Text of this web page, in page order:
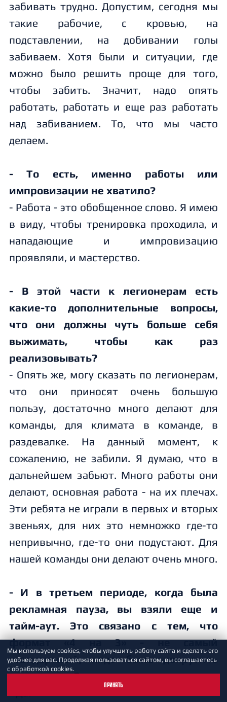
забивать трудно. Допустим, сегодня мы
такие рабочие, с кровью, на
подставлении, на добивании голы
забиваем. Хотя были и ситуации, где
можно было решить проще для того,
чтобы забить. Значит, надо опять
работать, работать и еще раз работать
над забиванием. То, что мы часто
делаем.
- То есть, именно работы или
импровизации не хватило?
- Работа - это обобщенное слово. Я имею
в виду, чтобы тренировка проходила, и
нападающие и импровизацию
проявляли, и мастерство.
- В этой части к легионерам есть
какие-то дополнительные вопросы,
что они должны чуть больше себя
выжимать, чтобы как раз
реализовывать?
- Опять же, могу сказать по легионерам,
что они приносят очень большую
пользу, достаточно много делают для
команды, для климата в команде, в
раздевалке. На данный момент, к
сожалению, не забили. Я думаю, что в
дальнейшем забьют. Много работы они
делают, основная работа - на их плечах.
Эти ребята не играли в первых и вторых
звеньях, для них это немножко где-то
непривычно, где-то они подустают. Для
нашей команды они делают очень много.
- И в третьем периоде, когда была
рекламная пауза, вы взяли еще и
тайм-аут. Это связано с тем, что
формат «4 на 3» - не самый
стандартный, надо было докрутить
этот момент?
- Да.
Мы используем cookies, чтобы улучшить работу сайта и сделать его
удобнее для вас. Продолжая пользоваться сайтом, вы соглашаетесь
с обработкой cookies.
ПРИНЯТЬ